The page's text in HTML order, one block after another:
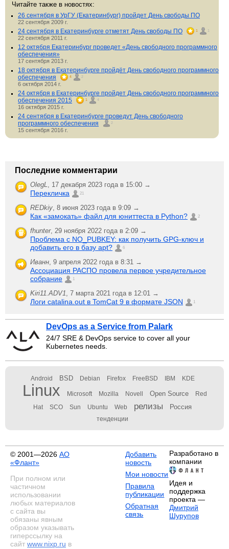
Читайте также в новостях:
26 сентября в УрГУ (Екатеринбург) пройдет День свободы ПО
22 сентября 2009 г.
24 сентября в Екатеринбурге отметят День свободы ПО 1 1
22 сентября 2011 г.
12 октября Екатеринбург проведет «День свободного программного
обеспечения»
17 сентября 2013 г.
18 октября в Екатеринбурге пройдёт День свободного программного
обеспечения
4 2
6 октября 2014 г.
24 октября в Екатеринбурге пройдет День свободного программного
обеспечения 2015
1 4
16 октября 2015 г.
24 сентября в Екатеринбурге проведут День свободного
программного обеспечения
2
15 сентября 2016 г.
Последние комментарии
OlegL, 17 декабря 2023 года в 15:00 →
Перекличка 21
REDkiy, 8 июня 2023 года в 9:09 →
Как «замокать» файл для юниттеста в Python? 2
fhunter, 29 ноября 2022 года в 2:09 →
Проблема с NO_PUBKEY: как получить GPG-ключ и
добавить его в базу apt?
6
Иванн, 9 апреля 2022 года в 8:31 →
Ассоциация РАСПО провела первое учредительное
собрание
1
Kiri11.ADV1, 7 марта 2021 года в 12:01 →
Логи catalina.out в TomCat 9 в формате JSON 1
DevOps as a Service from Palark
24/7 SRE & DevOps service to cover all your
Kubernetes needs.
Android BSD Debian Firefox FreeBSD IBM KDE
Linux Microsoft Mozilla Novell Open Source Red
Hat SCO Sun Ubuntu Web релизы Россия
тенденции
© 2001—2026 АО
«Флант»
При полном или
частичном
использовании
любых материалов
с сайта вы
обязаны явным
образом указывать
гиперссылку на
сайт www.nixp.ru в
Добавить
новость
Мои новости
Правила
публикации
Обратная
связь
Разработано в
компании
Идея и
поддержка
проекта —
Дмитрий
Шурупов